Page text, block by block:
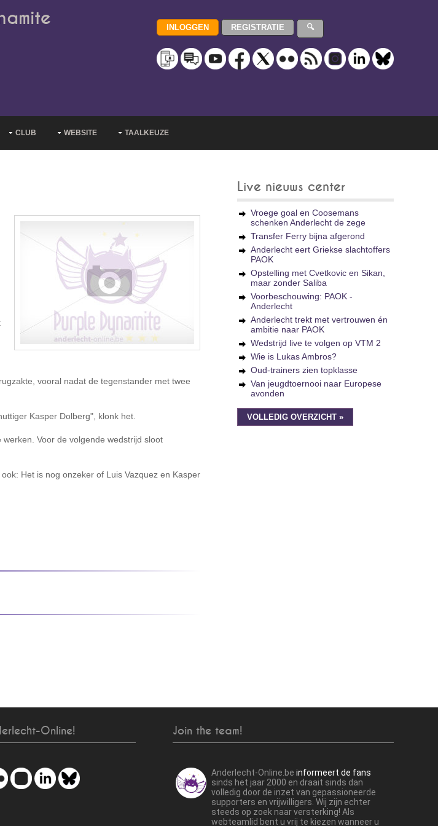
CLUB WEBSITE TAALKEUZE
vooral nadat de tegenstander met twee
Kasper Dolberg", klonk het.
Voor de volgende wedstrijd sloot
Het is nog onzeker of Luis Vazquez en Kasper
Live nieuws center
Vroege goal en Coosemans
schenken Anderlecht de zege
Transfer Ferry bijna afgerond
Anderlecht eert Griekse slachtoffers
PAOK
Opstelling met Cvetkovic en Sikan,
maar zonder Saliba
Voorbeschouwing: PAOK -
Anderlecht
Anderlecht trekt met vertrouwen én
ambitie naar PAOK
Wedstrijd live te volgen op VTM 2
Wie is Lukas Ambros?
Oud-trainers zien topklasse
Van jeugdtoernooi naar Europese
avonden
VOLLEDIG OVERZICHT »
Online! Join the team!
Anderlecht-Online.be informeert de fans
sinds het jaar 2000 en draait sinds dan
volledig door de inzet van gepassioneerde
supporters en vrijwilligers. Wij zijn echter
steeds op zoek naar versterking! Als
webteamlid bent u vrij te kiezen wanneer u